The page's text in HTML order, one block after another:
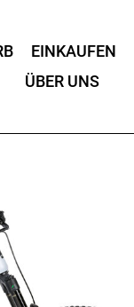
EINKAUFEN
ÜBER UNS